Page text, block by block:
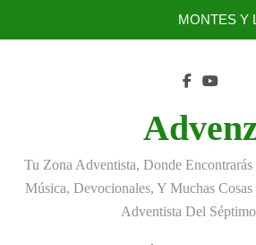
MONTES Y
TÚ TAMBIÉN
BENEFICIOS
Tu Zona Adventista, Donde Encontrarás
Música, Devocionales, Y Muchas
Adventista Del